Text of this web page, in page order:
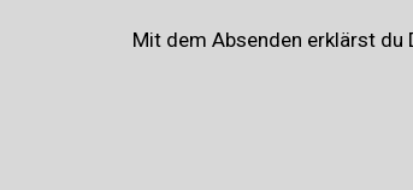
Mit dem Absenden erklärst du